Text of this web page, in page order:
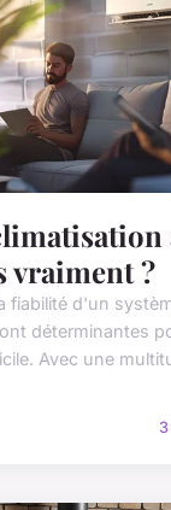
vraiment ?
fiabilité d'un
déterminantes
Avec une